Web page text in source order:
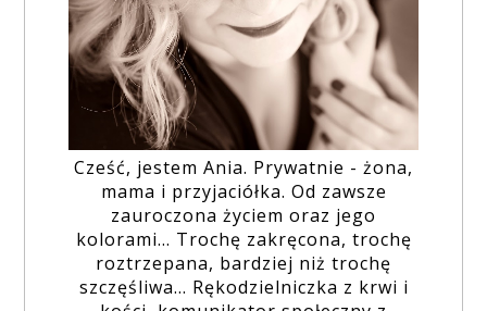
Cześć, jestem Ania. Prywatnie - żona,
mama i przyjaciółka. Od zawsze
zauroczona życiem oraz jego
kolorami... Trochę zakręcona, trochę
roztrzepana, bardziej niż trochę
szczęśliwa... Rękodzielniczka z krwi i